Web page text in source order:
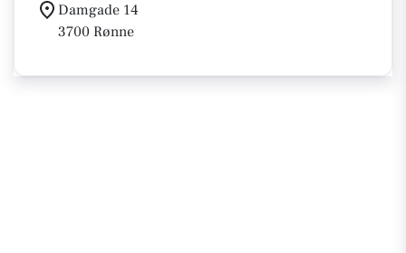
Damgade 14
3700 Rønne